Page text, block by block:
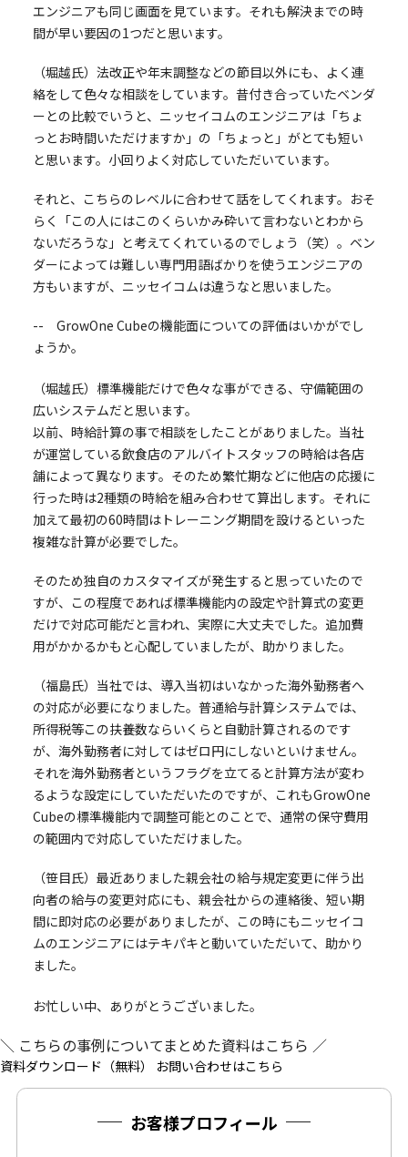
エンジニアも同じ画面を見ています。それも解決までの時
間が早い要因の1つだと思います。
（堀越氏）法改正や年末調整などの節目以外にも、よく連
絡をして色々な相談をしています。昔付き合っていたベンダ
ーとの比較でいうと、ニッセイコムのエンジニアは「ちょ
っとお時間いただけますか」の「ちょっと」がとても短い
と思います。小回りよく対応していただいています。
それと、こちらのレベルに合わせて話をしてくれます。おそ
らく「この人にはこのくらいかみ砕いて言わないとわから
ないだろうな」と考えてくれているのでしょう（笑）。ベン
ダーによっては難しい専門用語ばかりを使うエンジニアの
方もいますが、ニッセイコムは違うなと思いました。
-- GrowOne Cubeの機能面についての評価はいかがでし
ょうか。
（堀越氏）標準機能だけで色々な事ができる、守備範囲の
広いシステムだと思います。
以前、時給計算の事で相談をしたことがありました。当社
が運営している飲食店のアルバイトスタッフの時給は各店
舗によって異なります。そのため繁忙期などに他店の応援に
行った時は2種類の時給を組み合わせて算出します。それに
加えて最初の60時間はトレーニング期間を設けるといった
複雑な計算が必要でした。
そのため独自のカスタマイズが発生すると思っていたので
すが、この程度であれば標準機能内の設定や計算式の変更
だけで対応可能だと言われ、実際に大丈夫でした。追加費
用がかかるかもと心配していましたが、助かりました。
（福島氏）当社では、導入当初はいなかった海外勤務者へ
の対応が必要になりました。普通給与計算システムでは、
所得税等この扶養数ならいくらと自動計算されるのです
が、海外勤務者に対してはゼロ円にしないといけません。
それを海外勤務者というフラグを立てると計算方法が変わ
るような設定にしていただいたのですが、これもGrowOne
Cubeの標準機能内で調整可能とのことで、通常の保守費用
の範囲内で対応していただけました。
（笹目氏）最近ありました親会社の給与規定変更に伴う出
向者の給与の変更対応にも、親会社からの連絡後、短い期
間に即対応の必要がありましたが、この時にもニッセイコ
ムのエンジニアにはテキパキと動いていただいて、助かり
ました。
お忙しい中、ありがとうございました。
＼ こちらの事例についてまとめた資料はこちら ／
資料ダウンロード（無料） お問い合わせはこちら
お客様プロフィール